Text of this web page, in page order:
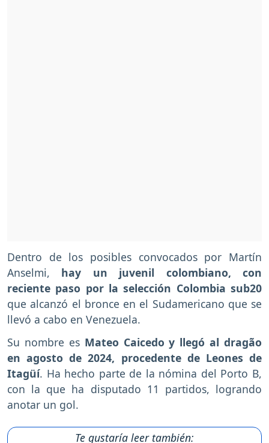
Dentro de los posibles convocados por Martín
Anselmi, hay un juvenil colombiano, con
reciente paso por la selección Colombia sub20
que alcanzó el bronce en el Sudamericano que se
llevó a cabo en Venezuela.
Su nombre es Mateo Caicedo y llegó al dragão
en agosto de 2024, procedente de Leones de
Itagüí. Ha hecho parte de la nómina del Porto B,
con la que ha disputado 11 partidos, logrando
anotar un gol.
Te gustaría leer también: